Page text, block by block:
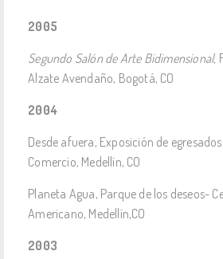
2005
Segundo Salón de Arte Bidimensional,
Alzate Avendaño, Bogotá, CO
2004
Desde afuera, Exposición de
Comercio, Medellín, CO
Planeta Agua, Parque de los deseos-
Americano, Medellín,CO
2003